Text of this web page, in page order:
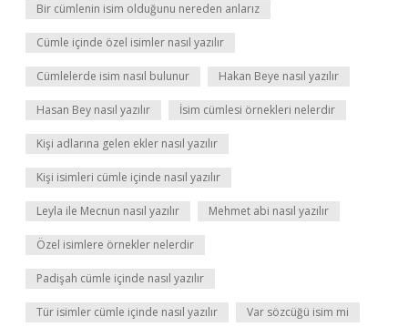
Bir cümlenin isim olduğunu nereden anlarız
Cümle içinde özel isimler nasıl yazılır
Cümlelerde isim nasıl bulunur Hakan Beye nasıl yazılır
Hasan Bey nasıl yazılır İsim cümlesi örnekleri nelerdir
Kişi adlarına gelen ekler nasıl yazılır
Kişi isimleri cümle içinde nasıl yazılır
Leyla ile Mecnun nasıl yazılır Mehmet abi nasıl yazılır
Özel isimlere örnekler nelerdir
Padişah cümle içinde nasıl yazılır
Tür isimler cümle içinde nasıl yazılır Var sözcüğü isim mi